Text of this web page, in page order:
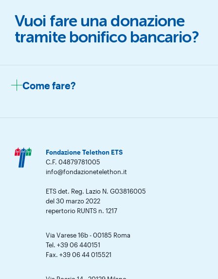
Vuoi fare una donazione
tramite bonifico bancario?
Come fare?
Fondazione Telethon ETS
C.F. 04879781005
info@fondazionetelethon.it
ETS det. Reg. Lazio N. G03816005
del 30 marzo 2022
repertorio RUNTS n. 1217
Via Varese 16b - 00185 Roma
Tel. +39 06 440151
Fax. +39 06 44 015521